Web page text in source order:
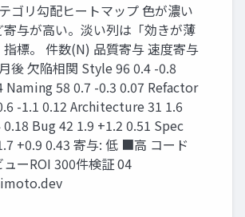
ゴリ勾配ヒートマップ 色が濃い
寄与が高い。淡い列は「効きが薄
指標。 件数(N) 品質寄与 速度寄与
後 欠陥相関 Style 96 0.4 -0.8
Naming 58 0.7 -0.3 0.07 Refactor
-1.1 0.12 Architecture 31 1.6
0.18 Bug 42 1.9 +1.2 0.51 Spec
+0.9 0.43 寄与: 低 ■高 コード
ューROI 300件検証 04